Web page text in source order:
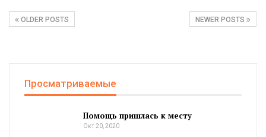
OLDER POSTS NEWER POSTS
Просматриваемые
Помощь пришлась к месту
Окт 20, 2020